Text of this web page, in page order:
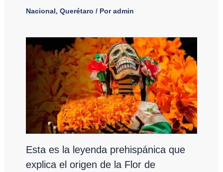
Nacional, Querétaro / Poradmin
Esta es la leyenda prehispánica que
explica el origen de la Flor de